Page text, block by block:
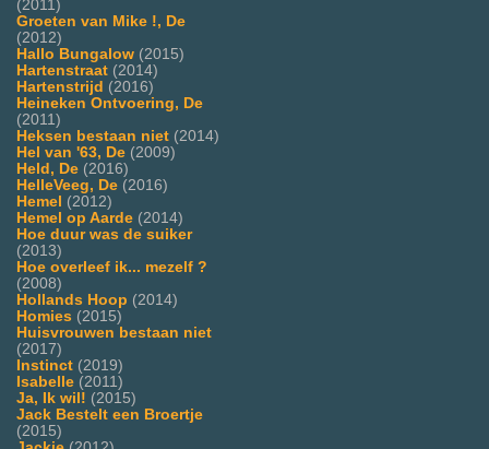
(2011)
Groeten van Mike !, De
(2012)
Hallo Bungalow (2015)
Hartenstraat (2014)
Hartenstrijd (2016)
Heineken Ontvoering, De
(2011)
Heksen bestaan niet (2014)
Hel van '63, De (2009)
Held, De (2016)
HelleVeeg, De (2016)
Hemel (2012)
Hemel op Aarde (2014)
Hoe duur was de suiker
(2013)
Hoe overleef ik... mezelf ?
(2008)
Hollands Hoop (2014)
Homies (2015)
Huisvrouwen bestaan niet
(2017)
Instinct (2019)
Isabelle (2011)
Ja, Ik wil! (2015)
Jack Bestelt een Broertje
(2015)